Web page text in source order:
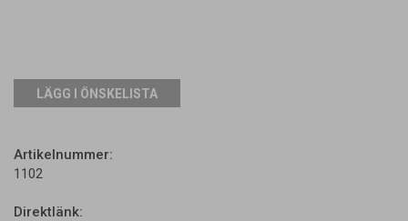
LÄGG I ÖNSKELISTA
Artikelnummer:
1102
Direktlänk: